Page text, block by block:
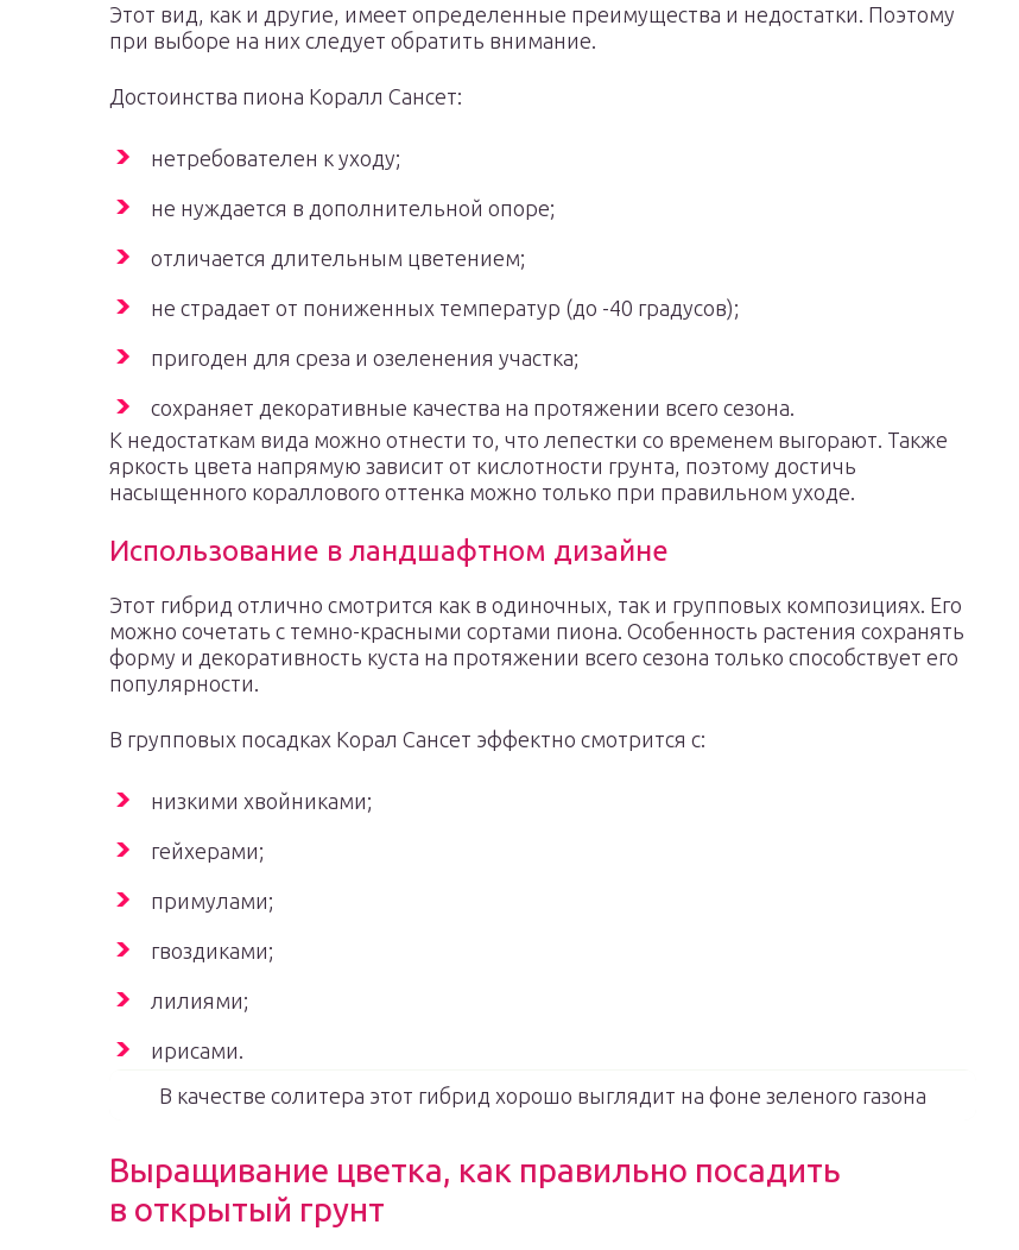
Этот вид, как и другие, имеет определенные преимущества и недостатки. Поэтому
при выборе на них следует обратить внимание.
Достоинства пиона Коралл Сансет:
нетребователен к уходу;
не нуждается в дополнительной опоре;
отличается длительным цветением;
не страдает от пониженных температур (до -40 градусов);
пригоден для среза и озеленения участка;
сохраняет декоративные качества на протяжении всего сезона.
К недостаткам вида можно отнести то, что лепестки со временем выгорают. Также
яркость цвета напрямую зависит от кислотности грунта, поэтому достичь
насыщенного кораллового оттенка можно только при правильном уходе.
Использование в ландшафтном дизайне
Этот гибрид отлично смотрится как в одиночных, так и групповых композициях. Его
можно сочетать с темно-красными сортами пиона. Особенность растения сохранять
форму и декоративность куста на протяжении всего сезона только способствует его
популярности.
В групповых посадках Корал Сансет эффектно смотрится с:
низкими хвойниками;
гейхерами;
примулами;
гвоздиками;
лилиями;
ирисами.
В качестве солитера этот гибрид хорошо выглядит на фоне зеленого газона
Выращивание цветка, как правильно посадить
в открытый грунт